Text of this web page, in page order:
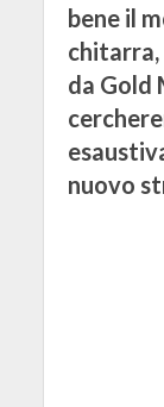
bene il
da Gold
nuovo